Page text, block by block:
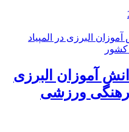
آموزان البرزی
فرهنگی ورزشی